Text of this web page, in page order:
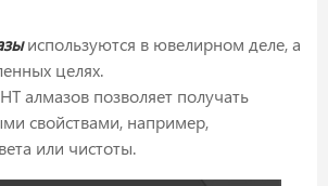
используются в ювелирном деле, а
целях.
алмазов позволяет получать
свойствами, например,
или чистоты.